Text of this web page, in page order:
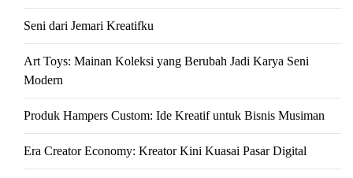
Seni dari Jemari Kreatifku
Art Toys: Mainan Koleksi yang Berubah Jadi Karya Seni
Modern
Produk Hampers Custom: Ide Kreatif untuk Bisnis Musiman
Era Creator Economy: Kreator Kini Kuasai Pasar Digital